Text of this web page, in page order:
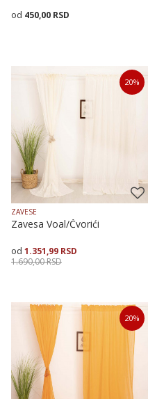
450,00 RSD
Dodaj u korpu
20%
ZAVESE
Zavesa Voal/Čvorići
1.351,99 RSD
1.690,00RSD
Veličina
145X170 145X250
Dodaj u korpu
20%